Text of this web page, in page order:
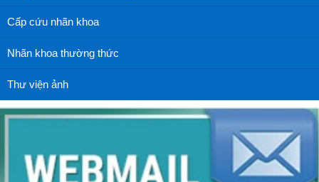
Cấp cứu nhãn khoa
Nhãn khoa thường thức
Thư viện ảnh